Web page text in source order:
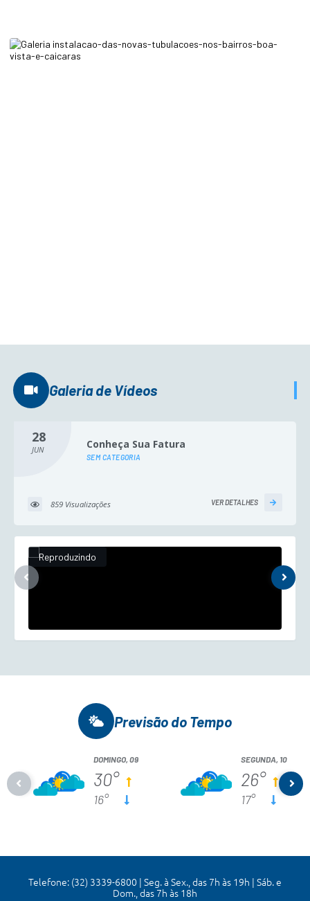
Galeria de Vídeos
28
JUN Conheça Sua Fatura
SEM CATEGORIA
859 Visualizações VER DETALHES
Previsão do Tempo
DOMINGO, 09
30°
16°
SEGUNDA, 10
26°
17°
Telefone: (32) 3339-6800 | Seg. à Sex., das 7h às 19h | Sáb. e
Dom., das 7h às 18h